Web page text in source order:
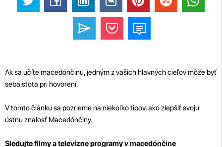
Ak sa učíte macedónčinu, jedným z vašich hlavných cieľov môže byť
sebaistota pri hovorení.
V tomto článku sa pozrieme na niekoľko tipov, ako zlepšiť svoju
ústnu znalosť Macedónčiny.
Sledujte filmy a televízne programy v macedónčine